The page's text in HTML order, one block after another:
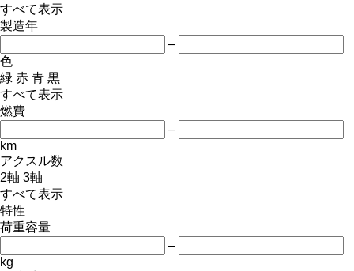
すべて表示
製造年
–
色
緑 赤 青 黒
すべて表示
燃費
–
km
アクスル数
2軸 3軸
すべて表示
特性
荷重容量
–
kg